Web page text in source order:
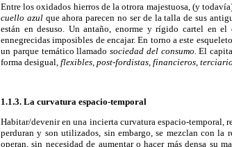
Entre los oxidados hierros de la otrora majestuosa, (y
cuello azulque ahora parecen no ser de la talla de sus
están en desuso. Un antaño, enorme y rígido cartel en el
ennegrecidas imposibles de encajar. En torno a este
un parque temático llamadosociedad del consumo. El
forma desigual, flexibles, post-fordistas, financieros,
1.1.3. La curvatura espacio-temporal
Habitar/devenir en una incierta curvatura espacio-temporal,
perduran y son utilizados, sin embargo, se mezclan con
operan, sin necesidad de aumentar o hacer más densa su